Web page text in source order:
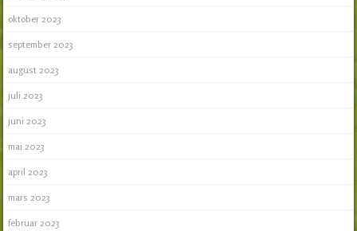
oktober 2023
september 2023
august 2023
juli 2023
juni 2023
mai 2023
april 2023
mars 2023
februar 2023